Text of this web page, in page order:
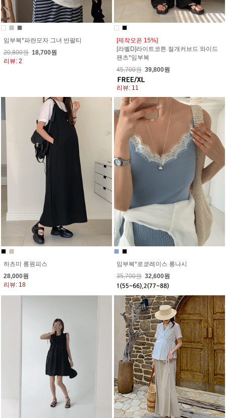
임부복*파란모자 그녀 반팔티
20,800원 18,700원
리뷰: 2
[제작오픈 15%]
[라벨D]라이트코튼 절개커브드 와이드
팬츠*임부복
45,700원 39,800원
리뷰: 11
하츠미 롱원피스
28,000원
리뷰: 18
임부복*로쿄레이스 롱나시
35,700원 32,600원